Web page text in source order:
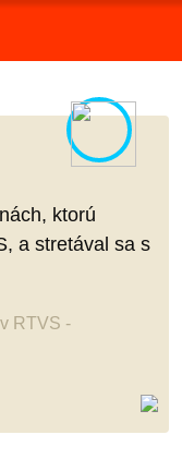
ktorú
a stretával sa s
RTVS -